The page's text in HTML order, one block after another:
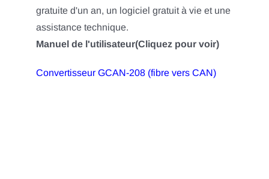
gratuite d'un an, un logiciel gratuit à vie et une
assistance technique.
Manuel de l'utilisateur(Cliquez pour voir)
Convertisseur GCAN-208 (fibre vers CAN)